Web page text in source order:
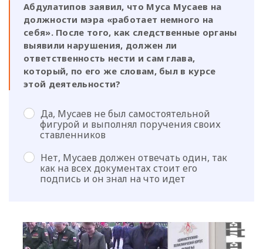
Абдулатипов заявил, что Муса Мусаев на
должности мэра «работает немного на
себя». После того, как следственные органы
выявили нарушения, должен ли
ответственность нести и сам глава,
который, по его же словам, был в курсе
этой деятельности?
Да, Мусаев не был самостоятельной
фигурой и выполнял поручения своих
ставленников
Нет, Мусаев должен отвечать один, так
как на всех документах стоит его
подпись и он знал на что идет